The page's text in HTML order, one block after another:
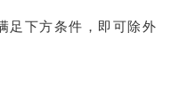
足下方条件，即可除外